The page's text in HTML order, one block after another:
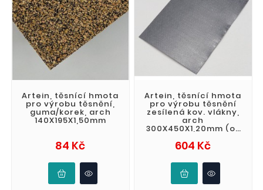
Artein, těsnící hmota
pro výrobu těsnění,
guma/korek, arch
140X195X1,50mm
84 KčCena
Artein, těsnící hmota
pro výrobu těsnění
zesílená kov. vlákny,
arch
300X450X1,20mm (oil
pressure)
604 KčCena